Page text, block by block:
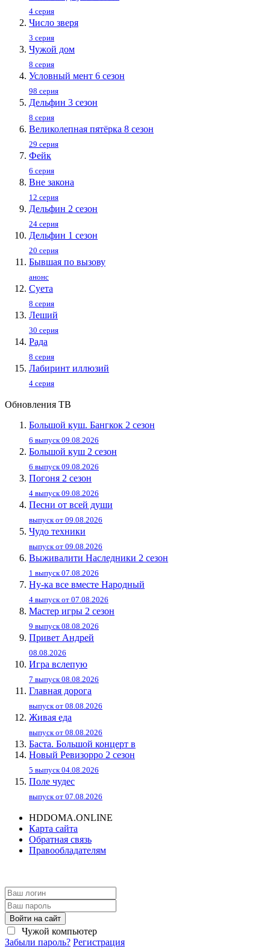
4 серия
Число зверя
3 серия
Чужой дом
8 серия
Условный мент 6 сезон
98 серия
Дельфин 3 сезон
8 серия
Великолепная пятёрка 8 сезон
29 серия
Фейк
6 серия
Вне закона
12 серия
Дельфин 2 сезон
24 серия
Дельфин 1 сезон
20 серия
Бывшая по вызову
анонс
Суета
8 серия
Леший
30 серия
Рада
8 серия
Лабиринт иллюзий
4 серия
Обновления ТВ
Большой куш. Бангкок 2 сезон
6 выпуск 09.08.2026
Большой куш 2 сезон
6 выпуск 09.08.2026
Погоня 2 сезон
4 выпуск 09.08.2026
Песни от всей души
выпуск от 09.08.2026
Чудо техники
выпуск от 09.08.2026
Выживалити Наследники 2 сезон
1 выпуск 07.08.2026
Ну-ка все вместе Народный
4 выпуск от 07.08.2026
Мастер игры 2 сезон
9 выпуск 08.08.2026
Привет Андpей
08.08.2026
Игра вслепую
7 выпуск 08.08.2026
Главная дорога
выпуск от 08.08.2026
Живaя eдa
выпуск от 08.08.2026
Баста. Большой концерт в
Новый Ревизорро 2 сезон
5 выпуск 04.08.2026
Поле чудес
выпуск от 07.08.2026
HDDOMA.ONLINE
Карта сайта
Обратная связь
Правообладателям
Войти на сайт
Чужой компьютер
Забыли пароль? Регистрация